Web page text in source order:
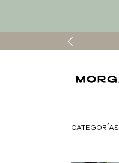
CATEGORÍAS